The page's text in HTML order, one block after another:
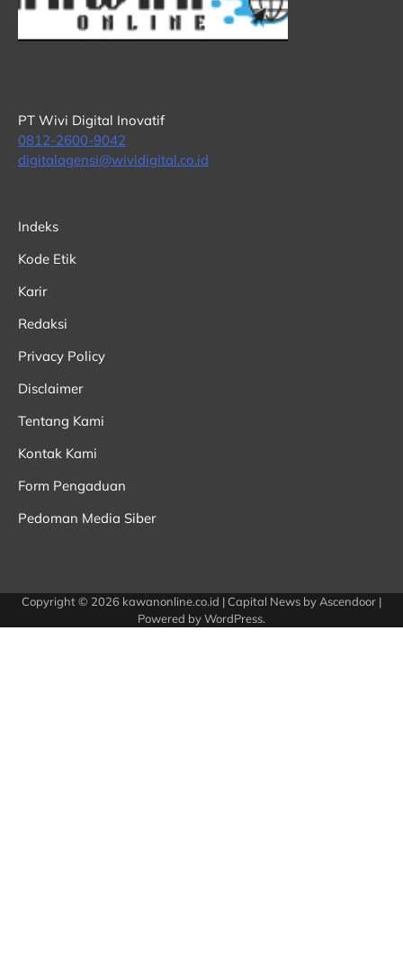
PT Wivi Digital Inovatif
0812-2600-9042
digitalagensi@wividigital.co.id
Indeks
Kode Etik
Karir
Redaksi
Privacy Policy
Disclaimer
Tentang Kami
Kontak Kami
Form Pengaduan
Pedoman Media Siber
Copyright © 2026 kawanonline.co.id | Capital News by Ascendoor |
Powered byWordPress.